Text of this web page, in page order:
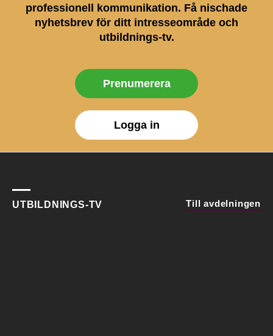
professionell kommunikation. Få nischade
nyhetsbrev för ditt intresseområde och
utbildnings-tv.
Prenumerera
Logga in
UTBILDNINGS-TV Till avdelningen